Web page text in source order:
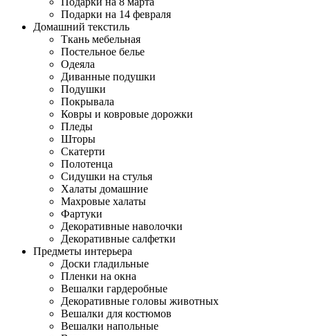
Подарки на 14 февраля
Домашний текстиль
Ткань мебельная
Постельное белье
Одеяла
Диванные подушки
Подушки
Покрывала
Ковры и ковровые дорожки
Пледы
Шторы
Скатерти
Полотенца
Сидушки на стулья
Халаты домашние
Махровые халаты
Фартуки
Декоративные наволочки
Декоративные салфетки
Предметы интерьера
Доски гладильные
Пленки на окна
Вешалки гардеробные
Декоративные головы животных
Вешалки для костюмов
Вешалки напольные